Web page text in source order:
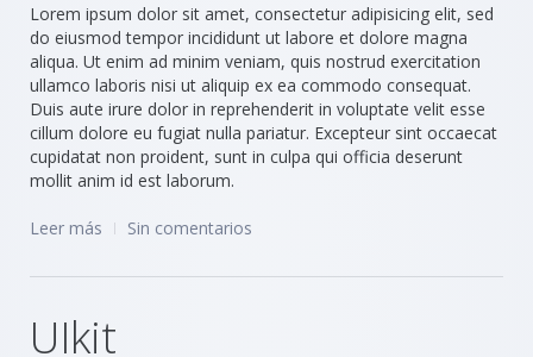
Lorem ipsum dolor sit amet, consectetur adipisicing elit, sed
do eiusmod tempor incididunt ut labore et dolore magna
aliqua. Ut enim ad minim veniam, quis nostrud exercitation
ullamco laboris nisi ut aliquip ex ea commodo consequat.
Duis aute irure dolor in reprehenderit in voluptate velit esse
cillum dolore eu fugiat nulla pariatur. Excepteur sint occaecat
cupidatat non proident, sunt in culpa qui officia deserunt
mollit anim id est laborum.
Leer más Sin comentarios
UIkit